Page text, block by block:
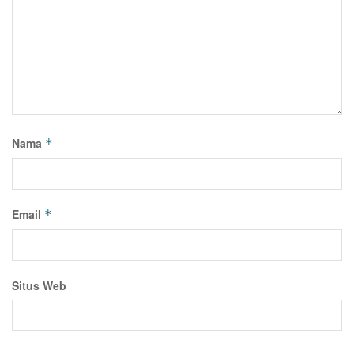
Nama *
Email *
Situs Web